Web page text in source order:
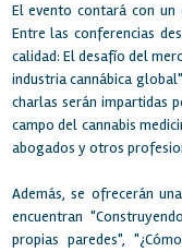
El evento contará con
Entre las conferencias
calidad: El desafío del
industria cannábica
charlas serán impartidas
campo del cannabis
abogados y otros
Además, se ofrecerán
encuentran
propias paredes",